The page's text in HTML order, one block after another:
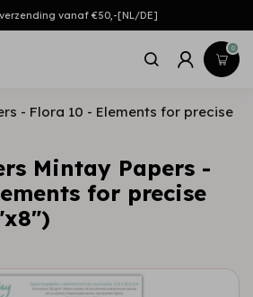
vanaf €50,-[NL/DE]
0
- Flora 10 - Elements for precise
Mintay Papers -
for precise